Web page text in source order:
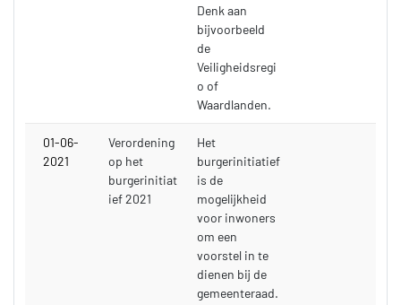
Denk aan
bijvoorbeeld
de
Veiligheidsregi
o of
Waardlanden.
01-06-
2021
Verordening
op het
burgerinitiat
ief 2021
Het
burgerinitiatief
is de
mogelijkheid
voor inwoners
om een
voorstel in te
dienen bij de
gemeenteraad.